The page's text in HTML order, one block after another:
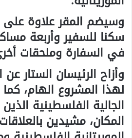
وسيضم المقر علاوة على
سكنا للسفير وأربعة
في السفارة وملحقات
وأزاح الرئيسان الستار عن
لهذا المشروع الهام، كما
الجالية الفلسطينية
المكان، مشيدين